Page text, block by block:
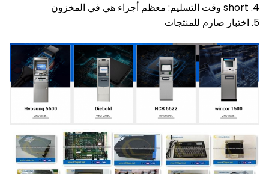
4. short وقت التسليم: معظم أجزاء هي في المخزون
5. اختبار صارم للمنتجات